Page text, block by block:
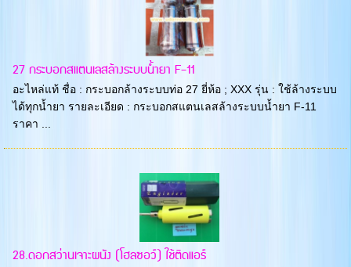
27 กระบอกสแตนเลสล้างระบบน้ำยา F-11
อะไหล่แท้ ชื่อ : กระบอกล้างระบบท่อ 27 ยี่ห้อ ; XXX รุ่น : ใช้ล้างระบบ
ได้ทุกน้ำยา รายละเอียด : กระบอกสแตนเลสล้างระบบน้ำยา F-11
ราคา ...
28.ดอกสว่านเจาะผนัง (โฮลซอว์) ใช้ติดแอร์